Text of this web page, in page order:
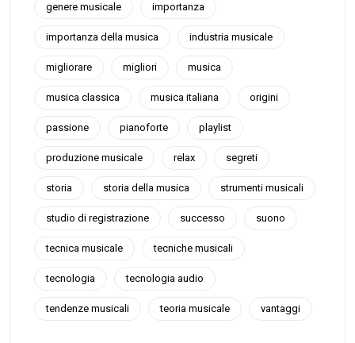
genere musicale importanza
importanza della musica industria musicale
migliorare migliori musica
musica classica musica italiana origini
passione pianoforte playlist
produzione musicale relax segreti
storia storia della musica strumenti musicali
studio di registrazione successo suono
tecnica musicale tecniche musicali
tecnologia tecnologia audio
tendenze musicali teoria musicale vantaggi